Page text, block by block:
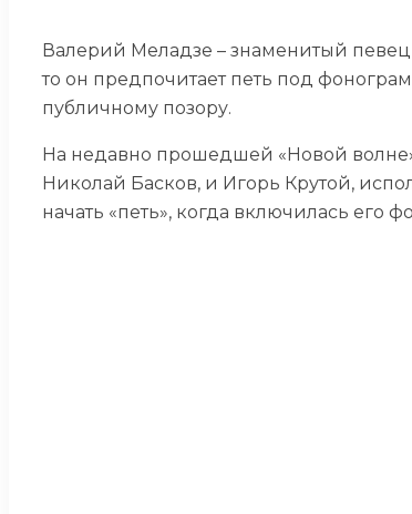
Валерий Меладзе – знаменитый
то он предпочитает петь под
публичному позору.
На недавно прошедшей «Новой
Николай Басков, и Игорь Крутой,
начать «петь», когда включилась его